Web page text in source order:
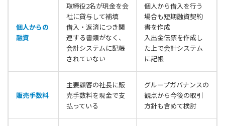
個人からの
融資
取締役2名が現金を会
社に貸与して補填
借入・返済につき関
連する書類がなく、
会計システムに記帳
されていない
個人から借入を行う
場合も短期融資契約
書を作成
入出金伝票を作成し
た上で会計システム
に記帳
販売手数料
主要顧客の社長に販
売手数料を現金で支
払っている
グループガバナンスの
観点から今後の取引
方針も含めて検討